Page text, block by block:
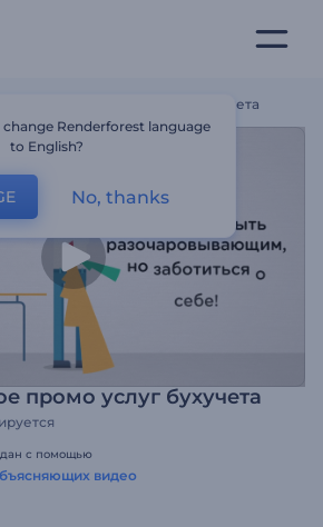
Промо Услуг Бухучета
промо услуг бухучета
с помощью
видео
Renderforest language
to English?
No, thanks